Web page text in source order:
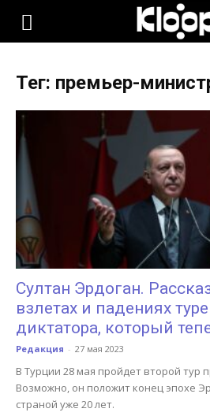
KLOOP.KG
Новости
Кыргызстана
Тег: премьер-
Султан Эрдоган.
взлетах и падениях
диктатора, который
Редакция - 27 мая 2023
В Турции 28 мая пройдет второй тур
Возможно, он положит конец эпохе
страной уже 20 лет.